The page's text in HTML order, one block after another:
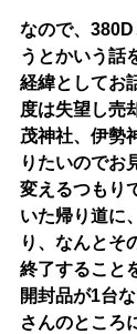
なので、
うとかいう話
経緯としてお
度は失望し売
茂神社、伊勢
りたいのでお
変えるつもり
いた帰り道に
り、なんとそ
終了すること
開封品が1台
さんのところ